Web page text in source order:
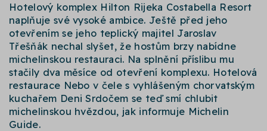
Hotelový komplex Hilton Rijeka Costabella Resort
naplňuje své vysoké ambice. Ještě před jeho
otevřením se jeho teplický majitel Jaroslav
Třešňák nechal slyšet, že hostům brzy nabídne
michelinskou restauraci. Na splnění příslibu mu
stačily dva měsíce od otevření komplexu. Hotelová
restaurace Nebo v čele s vyhlášeným chorvatským
kuchařem Deni Srdočem se teď smí chlubit
michelinskou hvězdou, jak informuje Michelin
Guide.